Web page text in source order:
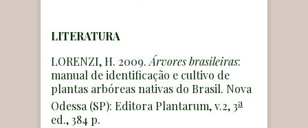
LITERATURA
LORENZI, H. 2009. Árvores brasileiras:
manual de identificação e cultivo de
plantas arbóreas nativas do Brasil. Nova
Odessa (SP): Editora Plantarum, v.2, 3a
ed., 384 p.